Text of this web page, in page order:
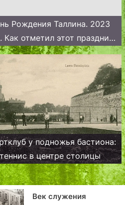
Рождения Таллина. 2023
Как отметил этот праздник
Ливонский Орден.
у подножья бастиона:
в центре столицы
Век служения